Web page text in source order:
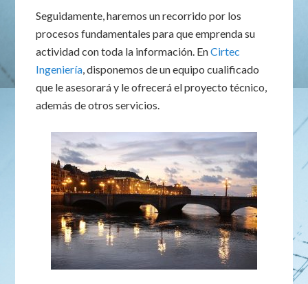
Seguidamente, haremos un recorrido por los
procesos fundamentales para que emprenda su
actividad con toda la información. EnCirtec
Ingeniería, disponemos de un equipo cualificado
que le asesorará y le ofrecerá el proyecto técnico,
además de otros servicios.